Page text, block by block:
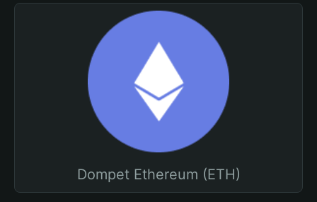
Dompet Ethereum (ETH)